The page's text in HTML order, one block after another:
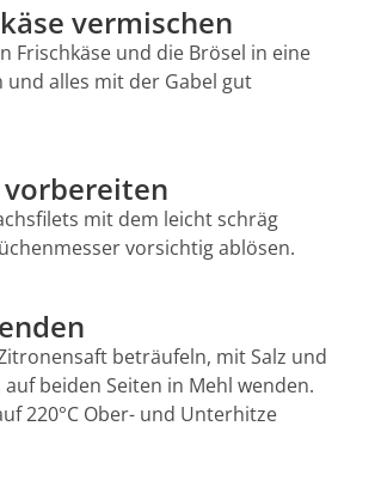
vermischen
Frischkäse und die Brösel in eine
und alles mit der Gabel gut
mit dem leicht schräg
vorsichtig ablösen.
beträufeln, mit Salz und
beiden Seiten in Mehl wenden.
220°C Ober- und Unterhitze